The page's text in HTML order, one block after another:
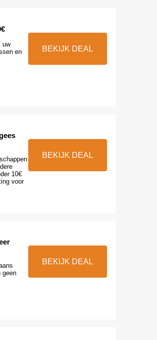
uw
en
BEKIJK DEAL
10€
voor
BEKIJK DEAL
geen
BEKIJK DEAL